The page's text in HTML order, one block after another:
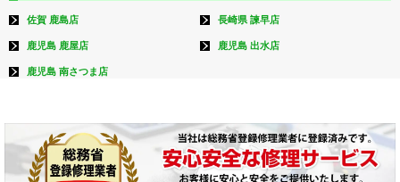
佐賀 鹿島店 長崎県 諫早店
鹿児島 鹿屋店 鹿児島 出水店
鹿児島 南さつま店